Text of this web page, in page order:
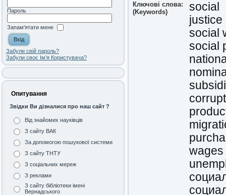
Пароль
Запам'ятати мене
Забули свій пароль?
Забули своє Ім’я Користувача?
Опитування
Звідки Ви дізналися про наш сайт ?
Від знайомих науківців
З сайту ВАК
За допомогою пошукової системи
З сайту ТНТУ
З соціальних мереж
З реклами
З сайту бібліотеки імені
Вернадського
Ключові слова:
(Keywords)
social
justice
social
social
wages